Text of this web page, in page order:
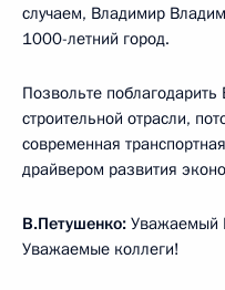
случаем, Владимир
1000-летний город.
Позвольте
строительной отрасли,
современная
драйвером развития
В.Петушенко: Уважаемый
Уважаемые коллеги!